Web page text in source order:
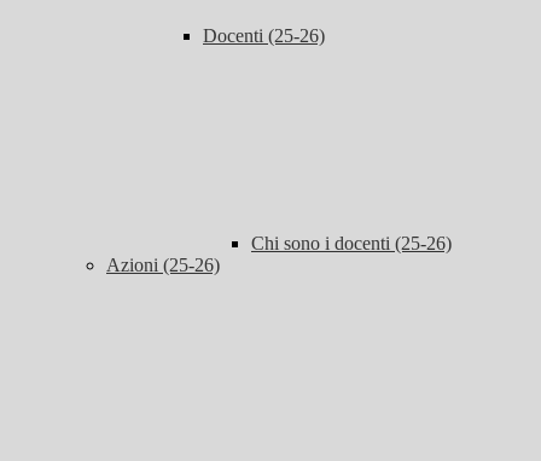
Docenti (25-26)
Chi sono i docenti (25-26)
Azioni (25-26)